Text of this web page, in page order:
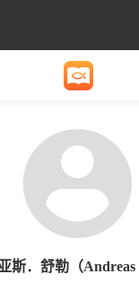
斯．舒勒（Andreas